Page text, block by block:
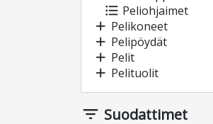
format_list_bulleted Peliohjaimet
add Pelikoneet
add Pelipöydät
add Pelit
add Pelituolit
filter_list Suodattimet